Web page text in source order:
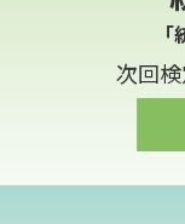
次回